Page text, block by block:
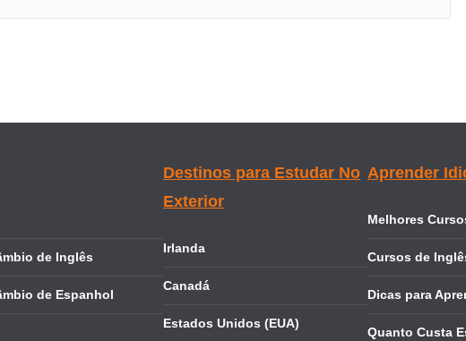
de Inglês
de Espanhol
Destinos para Estudar No
Exterior
Irlanda
Canadá
Estados Unidos (EUA)
Aprender
Melhores
Cursos de
Dicas para
Quanto Custa